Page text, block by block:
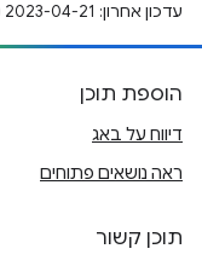
עדכון אחרון: 2023-04-21 (שעון UTC).
הוספת תוכן
דיווח על באג
ראה נושאים פתוחים
תוכן קשור